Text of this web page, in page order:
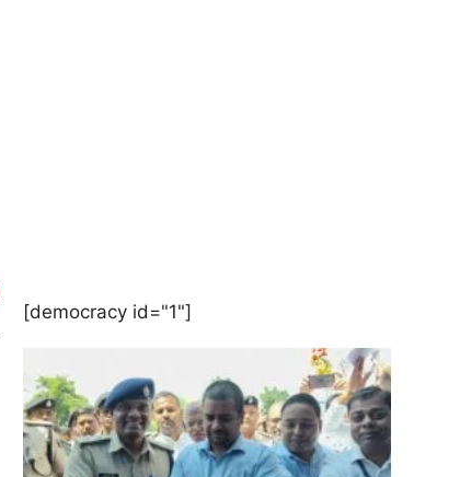
[democracy id="1"]